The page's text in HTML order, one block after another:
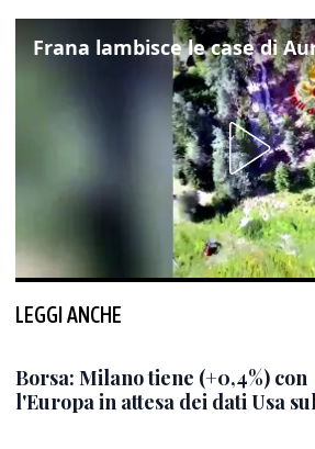
LEGGI ANCHE
Borsa: Milano tiene (+0,4%) con
l'Europa in attesa dei dati Usa